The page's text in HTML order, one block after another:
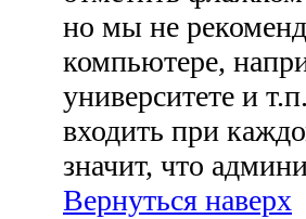
но мы не
компьютере,
университете и
входить при
значит, что
Вернуться наверх